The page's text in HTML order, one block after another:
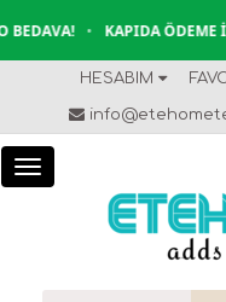
• KAPIDA ÖDEME
HESABIM